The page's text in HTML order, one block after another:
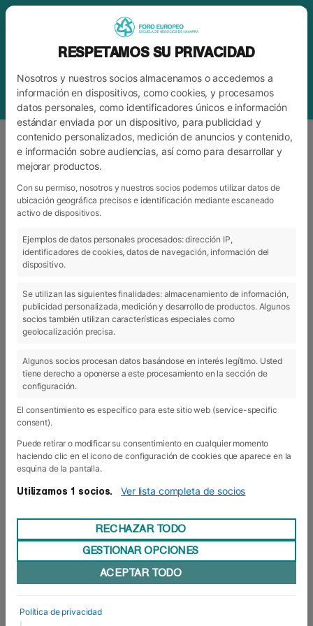
BLOGFORO
ARCHIVO CATEGORÍAS
Los alumnos de Posgrado se
gradúan
El pasado jueves tuvo lugar la Ceremonia de Graduación de
RESPETAMOS SU PRIVACIDAD
Nosotros y nuestros socios almacenamos o accedemos a
información en dispositivos, como cookies, y procesamos
datos personales, como identificadores únicos e información
estándar enviada por un dispositivo, para publicidad y
contenido personalizados, medición de anuncios y contenido,
e información sobre audiencias, así como para desarrollar y
mejorar productos.
Con su permiso, nosotros y nuestros socios podemos utilizar datos de
ubicación geográfica precisos e identificación mediante escaneado
activo de dispositivos.
Ejemplos de datos personales procesados: dirección IP,
identificadores de cookies, datos de navegación, información del
dispositivo.
Se utilizan las siguientes finalidades: almacenamiento de información,
publicidad personalizada, medición y desarrollo de productos. Algunos
socios también utilizan características especiales como
geolocalización precisa.
Algunos socios procesan datos basándose en interés legítimo. Usted
tiene derecho a oponerse a este procesamiento en la sección de
configuración.
El consentimiento es específico para este sitio web (service-specific
consent).
Puede retirar o modificar su consentimiento en cualquier momento
haciendo clic en el icono de configuración de cookies que aparece en la
esquina de la pantalla.
Utilizamos 1 socios. Ver lista completa de socios
RECHAZAR TODO
GESTIONAR OPCIONES
ACEPTAR TODO
Política de privacidad